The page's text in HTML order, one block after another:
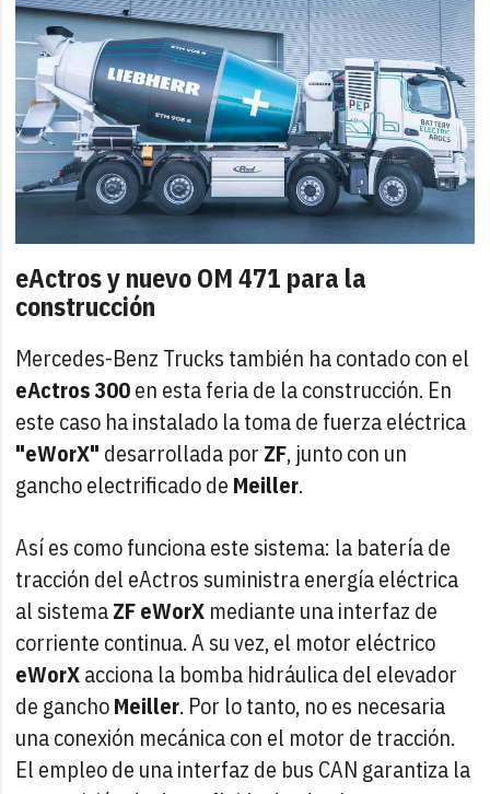
eActros y nuevo OM 471 para la
construcción
Mercedes-Benz Trucks también ha contado con el
eActros 300en esta feria de la construcción. En
este caso ha instalado la toma de fuerza eléctrica
"eWorX" desarrollada por ZF, junto con un
gancho electrificado de Meiller.
Así es como funciona este sistema: la batería de
tracción del eActros suministra energía eléctrica
al sistemaZF eWorX mediante una interfaz de
corriente continua. A su vez, el motor eléctrico
eWorXacciona la bomba hidráulica del elevador
de ganchoMeiller. Por lo tanto, no es necesaria
una conexión mecánica con el motor de tracción.
El empleo de una interfaz de bus CAN garantiza la